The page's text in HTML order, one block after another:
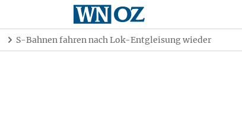
S-Bahnen fahren nach Lok-Entgleisung wieder